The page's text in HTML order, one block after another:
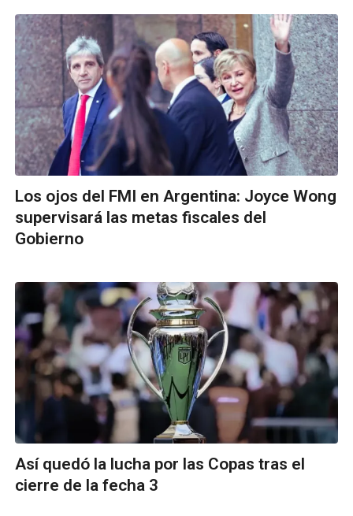
Los ojos del FMI en Argentina: Joyce Wong
supervisará las metas fiscales del
Gobierno
Así quedó la lucha por las Copas tras el
cierre de la fecha 3